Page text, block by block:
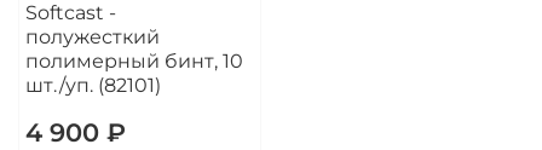
Softcast -
полужесткий
полимерный бинт, 10
шт./уп. (82101)
4 900 ₽